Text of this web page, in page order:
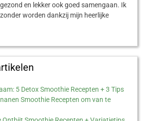
en lekker ook goed samengaan. Ik
worden dankzij mijn heerlijke
5 Detox Smoothie Recepten + 3 Tips
Smoothie Recepten om van te